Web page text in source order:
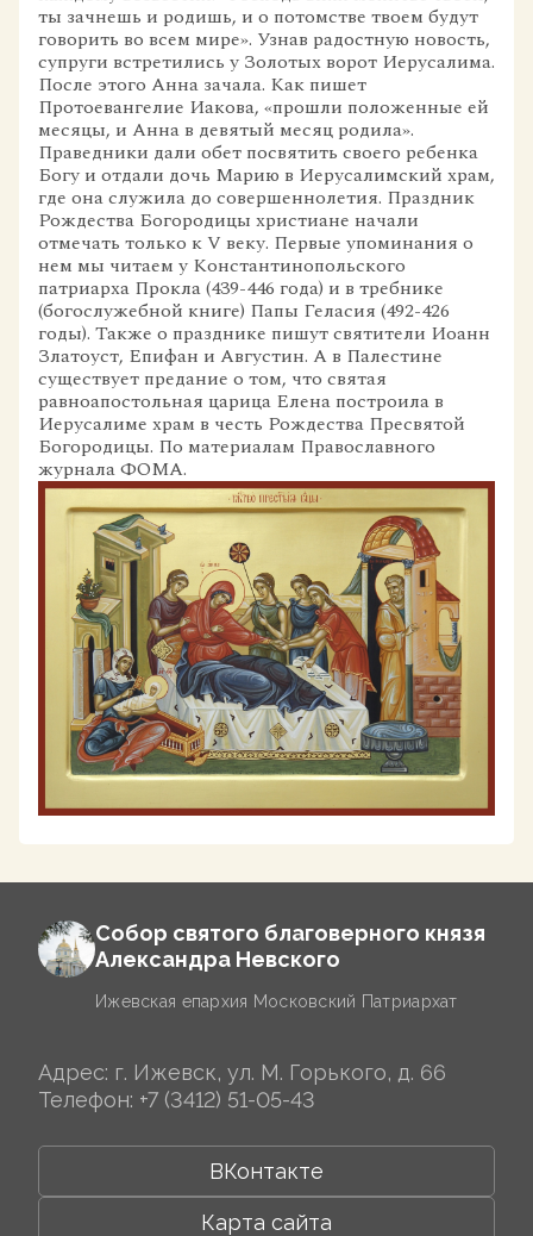
ты зачнешь и родишь, и о потомстве твоем будут
говорить во всем мире». Узнав радостную новость,
супруги встретились у Золотых ворот Иерусалима.
После этого Анна зачала. Как пишет
Протоевангелие Иакова, «прошли положенные ей
месяцы, и Анна в девятый месяц родила».
Праведники дали обет посвятить своего ребенка
Богу и отдали дочь Марию в Иерусалимский храм,
где она служила до совершеннолетия. Праздник
Рождества Богородицы христиане начали
отмечать только к V веку. Первые упоминания о
нем мы читаем у Константинопольского
патриарха Прокла (439-446 года) и в требнике
(богослужебной книге) Папы Геласия (492-426
годы). Также о празднике пишут святители Иоанн
Златоуст, Епифан и Августин. А в Палестине
существует предание о том, что святая
равноапостольная царица Елена построила в
Иерусалиме храм в честь Рождества Пресвятой
Богородицы. По материалам Православного
журнала ФОМА.
Собор святого благоверного князя
Александра Невского
Ижевская епархия Московский Патриархат
Адрес: г. Ижевск, ул. М. Горького, д. 66
Телефон: +7 (3412) 51-05-43
ВКонтакте
Карта сайта